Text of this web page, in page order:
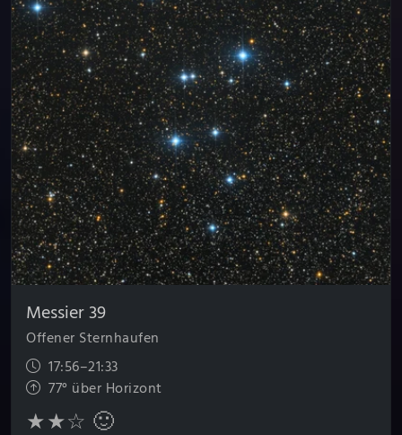
Messier 39
Offener Sternhaufen
17:56–21:33
77° über Horizont
★★☆ 🙂